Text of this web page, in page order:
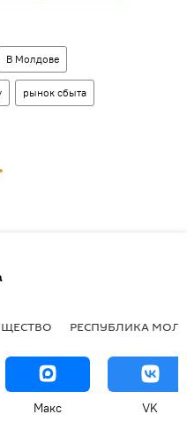
В Молдове
рынок сбыта
РЕСПУБЛИКА
Макс VK